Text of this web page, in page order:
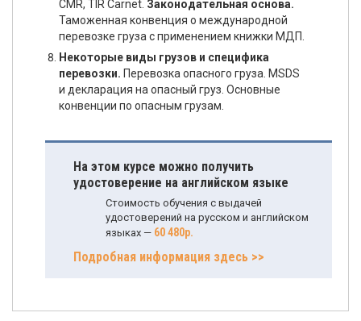
CMR, TIR Carnet. Законодательная основа.
Таможенная конвенция о международной
перевозке груза с применением книжки МДП.
Некоторые виды грузов и специфика
перевозки. Перевозка опасного груза. MSDS
и декларация на опасный груз. Основные
конвенции по опасным грузам.
На этом курсе можно получить
удостоверение на английском языке
Стоимость обучения с выдачей
удостоверений на русском и английском
языках — 60 480р.
Подробная информация здесь >>